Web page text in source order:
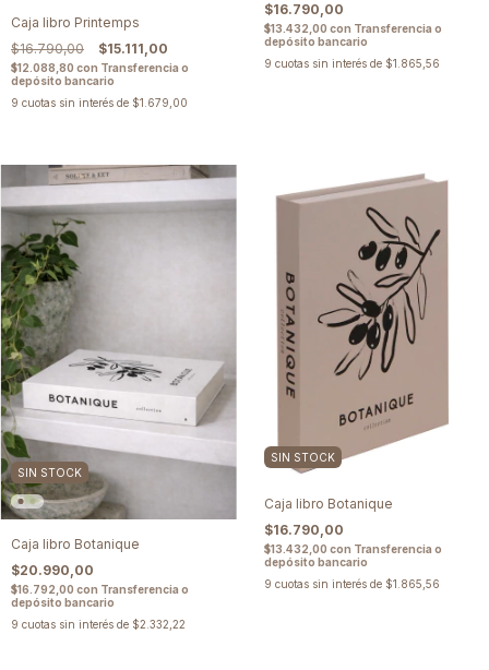
Caja libro Printemps
$16.790,00
$15.111,00
$12.088,80 con Transferencia o
depósito bancario
9 cuotas sin interés de $1.679,00
$16.790,00
$13.432,00 con Transferencia o
depósito bancario
9 cuotas sin interés de $1.865,56
SIN STOCK
Caja libro Botanique
$20.990,00
$16.792,00 con Transferencia o
depósito bancario
9 cuotas sin interés de $2.332,22
SIN STOCK
Caja libro Botanique
$16.790,00
$13.432,00 con Transferencia o
depósito bancario
9 cuotas sin interés de $1.865,56